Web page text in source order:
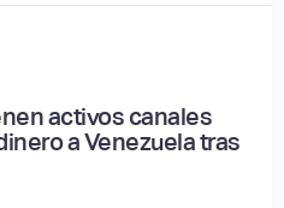
activos canales
a Venezuela tras